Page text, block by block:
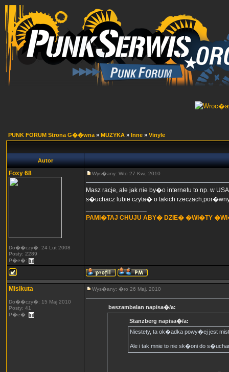
PUNK FORUM Strona G��wna » MUZYKA » Inne » Vinyle
Autor
Foxy 68
Do��czy�: 24 Lut 2008
Posty: 2289
P�e�:
Wys�any: Wto 27 Kwi, 2010
Masz racje, ale jak nie by�o internetu to np. w
s�uchacz lubie czyta� o takich
PAMI�TAJ CHUJU ABY� DZIE� �WI�TY
Misikuta
Do��czy�: 15 Maj 2010
Posty: 41
P�e�:
Wys�any: �ro 26 Maj, 2010
beszambelan napisa�/a:
Stanzberg napisa�/a:
Niestety, ta ok�adka powy�ej jest
Ale i tak mnie to nie sk�oni do